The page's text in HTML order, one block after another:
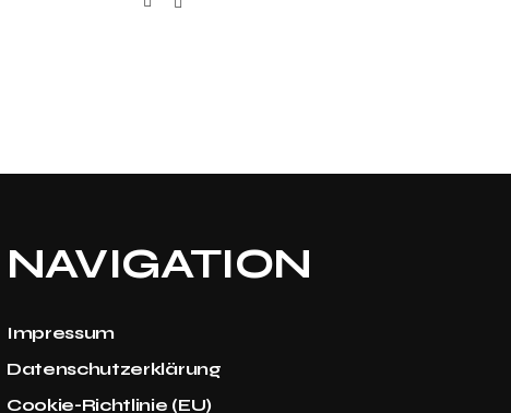
NAVIGATION
Impressum
Datenschutzerklärung
Cookie-Richtlinie (EU)